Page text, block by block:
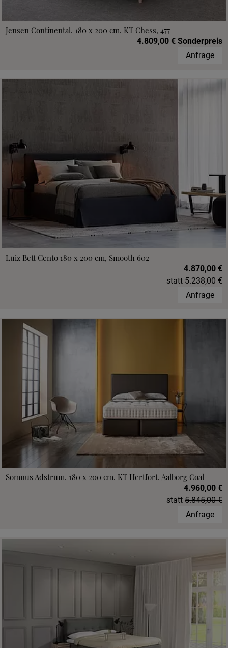
Jensen Continental, 180 x 200 cm, KT Chess, 477
4.809,00 € Sonderpreis
Anfrage
Luiz Bett Cento 180 x 200 cm, Smooth 602
4.870,00 €
statt 5.238,00 €
Anfrage
Somnus Adstrum, 180 x 200 cm, KT Hertfort, Aalborg Coal
4.960,00 €
statt 5.845,00 €
Anfrage